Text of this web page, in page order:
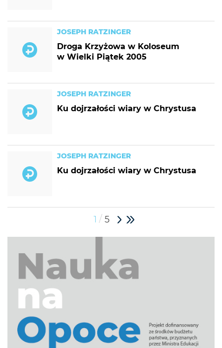
JOSEPH RATZINGER
Droga Krzyżowa w Koloseum
w Wielki Piątek 2005
JOSEPH RATZINGER
Ku dojrzałości wiary w Chrystusa
JOSEPH RATZINGER
Ku dojrzałości wiary w Chrystusa
1 / 5